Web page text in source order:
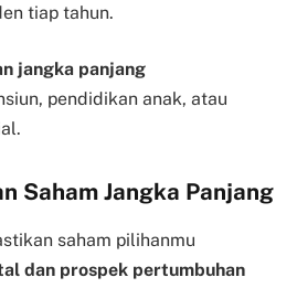
tiap tahun.
jangka panjang
pendidikan anak, atau
Saham Jangka Panjang
saham pilihanmu
dan prospek pertumbuhan